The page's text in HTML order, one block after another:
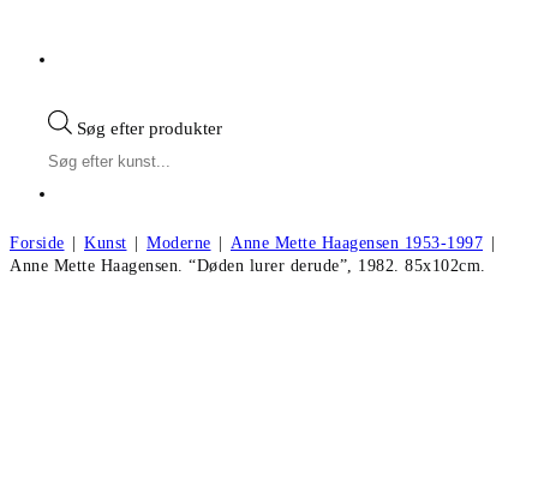
Søg efter produkter
Forside | Kunst | Moderne | Anne Mette Haagensen 1953-1997 |
Anne Mette Haagensen. “Døden lurer derude”, 1982. 85x102cm.